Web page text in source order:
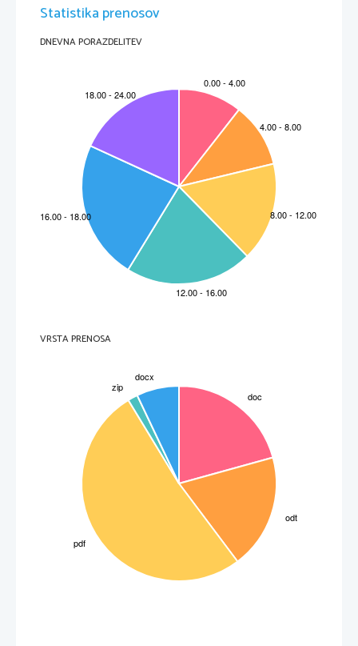
rimskem bogu vojne Marsu, zaradi značilne rdeče barve pri opazovanju na
nočnem nebu. Mars ima dve majhni luni, Fobos in Deimos.
Mars je precej manjši in redkejši od Zemlje. Po velikosti je med zemljo in luno.
Ubežna hitrost 5km/s je dovolj velika da zadržuje redko atmosfero, a ta
atmosfera ni dovolj gosta za razvite oblike življenja, podobne zemeljskim. Tudi
oceani na površju ne morejo obstajati. Naklon osi je skoraj enak našemu, tako
da so letni časi podobni, le da so mnogo daljši. Vrtilni čas je 24 ur 37minut in
22,6 sekunde, tako da ima marsovo leto 668 Marsovih dni ali »solov«
Medtem ko je povprečna temperatura na Marsu okoli -30°C, se marsove
površinske temperature gibljejo od -133°C pozimi na polih, ter do 27°C na dnevni
Statistika prenosov
DNEVNA PORAZDELITEV
VRSTA PRENOSA